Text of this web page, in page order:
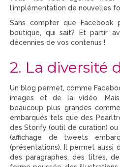
l’implémentation de nouvelles
Sans compter que
boutique, qui sait? Et partir
décennies de vos contenus !
2. La diversité
Un blog permet, comme
images et de la vidéo.
beaucoup plus grandes
embarqués tels que des
des Storify (outil de curation)
(affichage de tweets
(présentations). Il permet aussi
des paragraphes, des titres,